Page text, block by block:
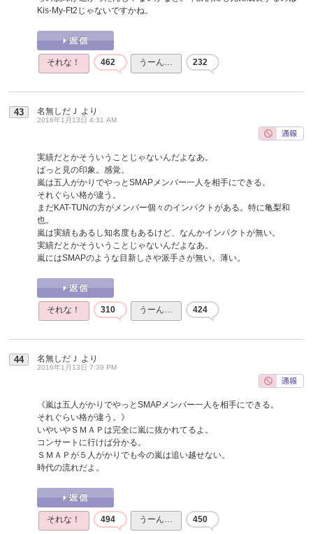
Kis-My-Ft2じゃないですかね。
それな！ 462 うーん… 232
43 名無しだＪ より
2016年1月13日 4:31 AM
実績だとかそういうことじゃないんだよなあ。
ぱっと見の印象。感覚。
嵐は五人がかりでやっとSMAPメンバー一人を相手にできる。
それぐらい格が違う。
まだKAT-TUNの方がメンバー個々のインパクトがある。特に亀梨和
也。
嵐は実績もあるし知名度もあるけど、なんかインパクトが無い。
実績だとかそういうことじゃないんだよなあ。
嵐にはSMAPのような目新しさや派手さが無い。薄い。
それな！ 310 うーん… 424
44 名無しだＪ より
2016年1月13日 7:39 PM
《嵐は五人がかりでやっとSMAPメンバー一人を相手にできる。
それぐらい格が違う。》
いやいやＳＭＡＰは完全に嵐に抜かれてるよ。
コンサートに行けば分かる。
ＳＭＡＰが５人がかりでも今の嵐は追い越せない。
時代の流れだよ。
それな！ 494 うーん… 450